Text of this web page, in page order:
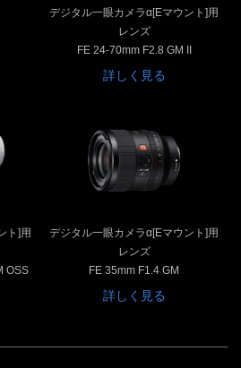
デジタル一眼カメラα[Eマウント]用
レンズ
FE 24-70mm F2.8 GM II
詳しく見る
ト]用
OSS
デジタル一眼カメラα[Eマウント]用
レンズ
FE 35mm F1.4 GM
詳しく見る